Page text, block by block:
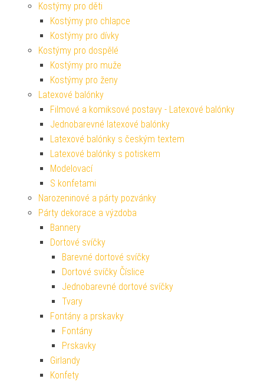
Kostýmy pro děti
Kostýmy pro chlapce
Kostýmy pro dívky
Kostýmy pro dospělé
Kostýmy pro muže
Kostýmy pro ženy
Latexové balónky
Filmové a komiksové postavy - Latexové balónky
Jednobarevné latexové balónky
Latexové balónky s českým textem
Latexové balónky s potiskem
Modelovací
S konfetami
Narozeninové a párty pozvánky
Párty dekorace a výzdoba
Bannery
Dortové svíčky
Barevné dortové svíčky
Dortové svíčky Číslice
Jednobarevné dortové svíčky
Tvary
Fontány a prskavky
Fontány
Prskavky
Girlandy
Konfety